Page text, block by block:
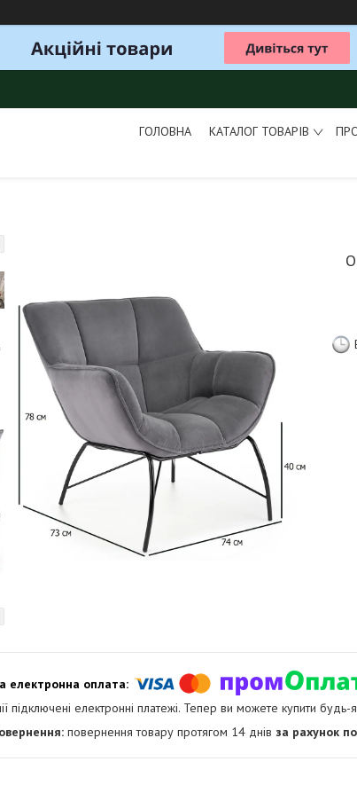
ГОЛОВНА КАТАЛОГ ТОВАРІВ
підключені електронні платежі. Тепер ви можете купити
повернення товару протягом 14 днів за рахунок